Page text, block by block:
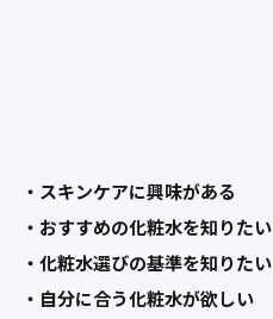
・スキンケアに興味がある
・おすすめの化粧水を知りたい
・化粧水選びの基準を知りたい
・自分に合う化粧水が欲しい